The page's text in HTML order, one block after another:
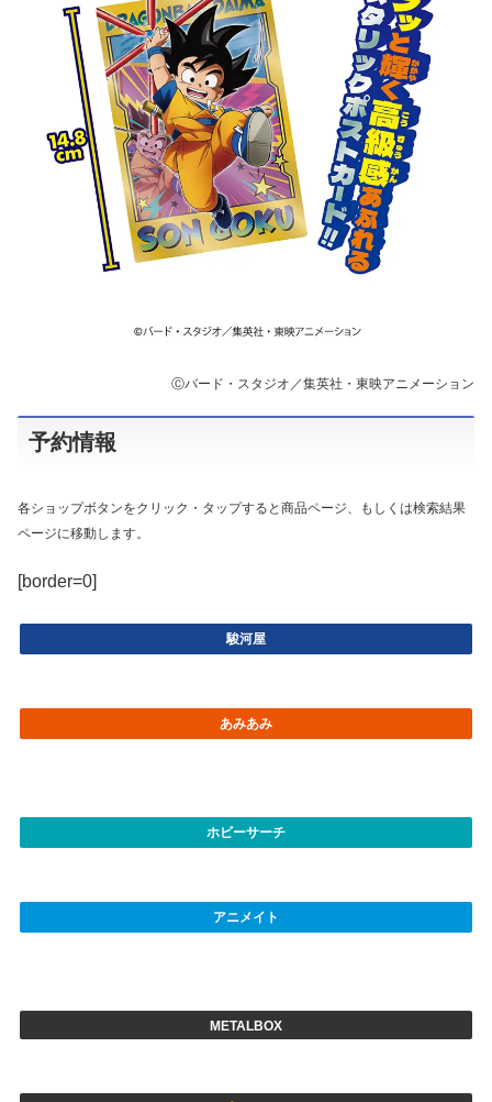
Ⓒバード・スタジオ／集英社・東映アニメーション
予約情報
各ショップボタンをクリック・タップすると商品ページ、もしくは検索結果
ページに移動します。
[border=0]
駿河屋
あみあみ
ホビーサーチ
アニメイト
METALBOX